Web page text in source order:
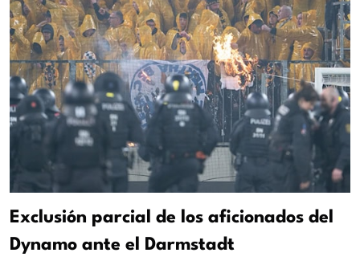
Exclusión parcial de los aficionados del
Dynamo ante el Darmstadt